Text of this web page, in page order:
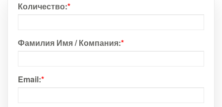
Количество:*
Фамилия Имя / Компания:*
Email:*